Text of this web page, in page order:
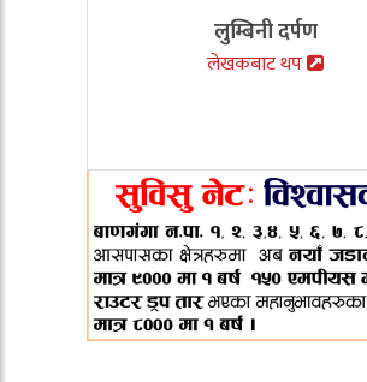
लुम्बिनी दर्पण
लेखकबाट थप